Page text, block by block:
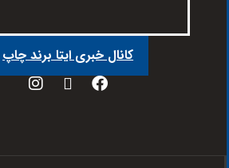
کانال خبری ایتا برند چاپ